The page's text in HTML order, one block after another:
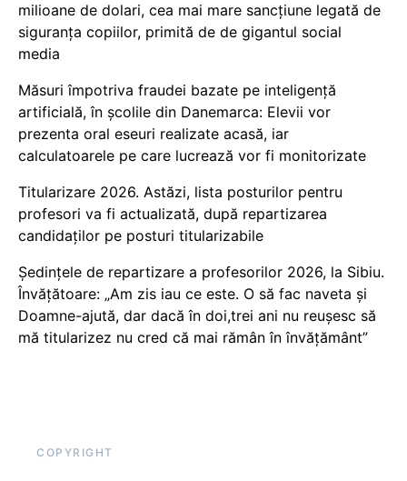
milioane de dolari, cea mai mare sancțiune legată de
siguranța copiilor, primită de de gigantul social
media
Măsuri împotriva fraudei bazate pe inteligență
artificială, în școlile din Danemarca: Elevii vor
prezenta oral eseuri realizate acasă, iar
calculatoarele pe care lucrează vor fi monitorizate
Titularizare 2026. Astăzi, lista posturilor pentru
profesori va fi actualizată, după repartizarea
candidaților pe posturi titularizabile
Ședințele de repartizare a profesorilor 2026, la Sibiu.
Învățătoare: „Am zis iau ce este. O să fac naveta și
Doamne-ajută, dar dacă în doi,trei ani nu reușesc să
mă titularizez nu cred că mai rămân în învățământ”
COPYRIGHT